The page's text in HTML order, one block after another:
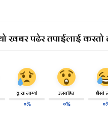
खबर पढेर तपाईलाई कस्तो
दु:ख लाग्यो
०%
उत्साहित
०%
हाँसो